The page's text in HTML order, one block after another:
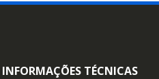
INFORMAÇÕES TÉCNICAS